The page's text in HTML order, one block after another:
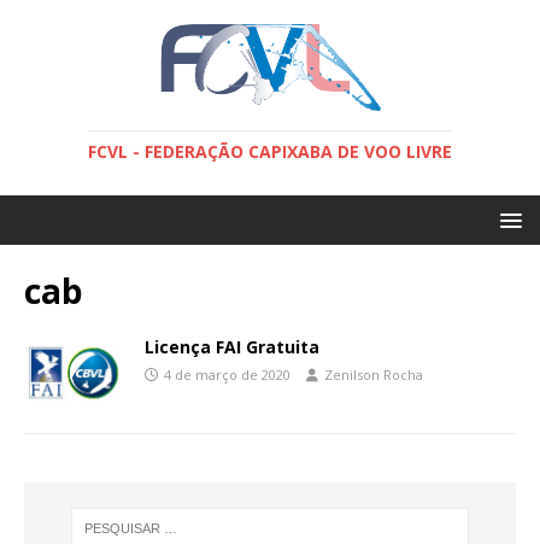
FCVL - FEDERAÇÃO CAPIXABA DE VOO LIVRE
cab
Licença FAI Gratuita
4 de março de 2020 Zenilson Rocha